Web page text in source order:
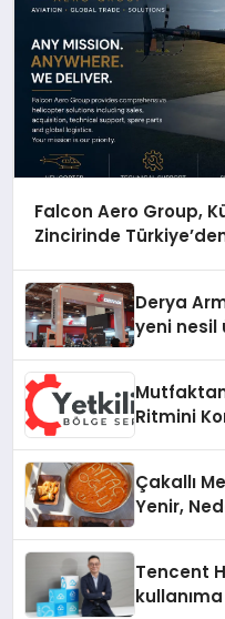
Falcon Aero Group,
Zincirinde
Derya
yeni nesil
Ritmini
Çakallı
Yenir,
Tencent